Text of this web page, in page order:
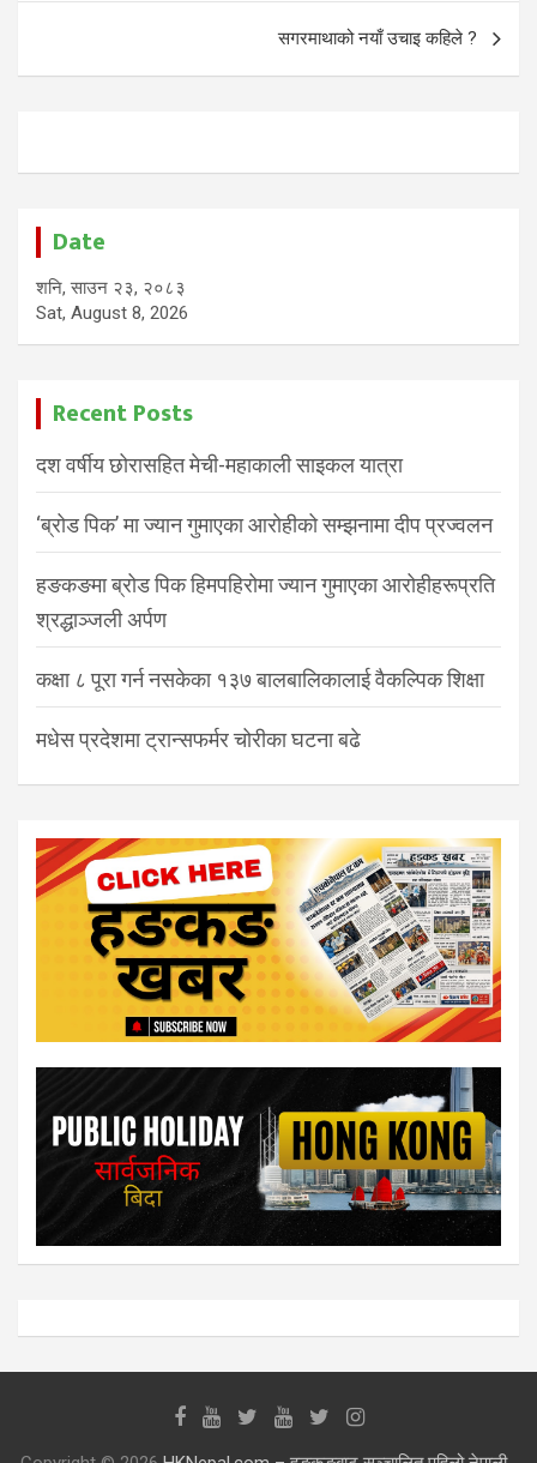
सगरमाथाको नयाँ उचाइ कहिले ?
Date
शनि, साउन २३, २०८३
Sat, August 8, 2026
Recent Posts
दश वर्षीय छोरासहित मेची-महाकाली साइकल यात्रा
‘ब्रोड पिक’ मा ज्यान गुमाएका आरोहीको सम्झनामा दीप प्रज्वलन
हङकङमा ब्रोड पिक हिमपहिरोमा ज्यान गुमाएका आरोहीहरूप्रति
श्रद्धाञ्जली अर्पण
कक्षा ८ पूरा गर्न नसकेका १३७ बालबालिकालाई वैकल्पिक शिक्षा
मधेस प्रदेशमा ट्रान्सफर्मर चोरीका घटना बढे